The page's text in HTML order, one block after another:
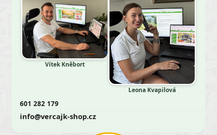
Vítek Kněbort
Leona Kvapilová
601 282 179
info@vercajk-shop.cz